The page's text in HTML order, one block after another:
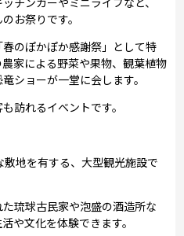
お祭りです。
のぽかぽか感謝祭」として特
家による野菜や果物、観葉植物
ショーが一堂に会します。
訪れるイベントです。
地を有する、大型観光施設で
琉球古民家や泡盛の酒造所な
や文化を体験できます。